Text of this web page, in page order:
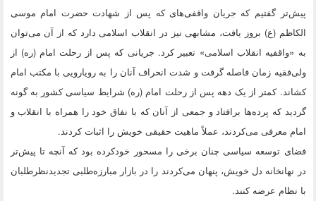
پیش‌تر گفتیم که جریان واقفی‌های که پس از شهادت حضرت امام موسی
الکاظم (ع) بروز یافت، مشابهی نیز در انقلاب اسلامی دارد که از آن می‌توان
به «واقفیه انقلاب اسلامی» تعبیر کرد. جریانی که پس از رحلت امام (ره) از
ولی‌فقیه زمان فاصله گرفت و شدت انحراف آنان را به رویارویی با مکتب امام
کشاند. کمتر از یک دهه پس از رحلت امام (ره) شرایط سیاسی کشور به گونه
گردید که پرده‌ها برافتاد و جمعی از آنان که با نفاق خود را همراه با انقلاب و
امام معرفی می‌کردند، عملاً ماهیت حقیقی خویش را اثبات کردند.
فضای توسعه سیاسی چنان برخی را مسحور خودکرده بود که آنچه تا پیش‌تر
در نهانخانه دل خویش، پنهان می‌کردند را در بازار مبارزه‌طلبی تجدیدنظرطلبان
با نظام عرضه کنند.